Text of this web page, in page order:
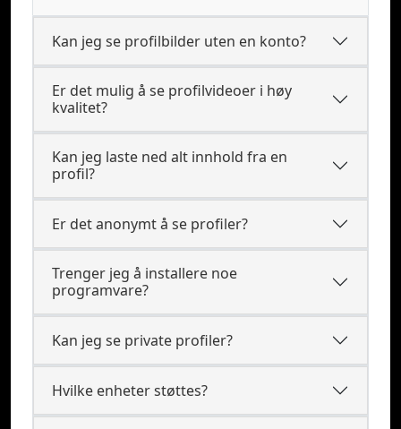
Kan jeg se profilbilder uten en konto?
Er det mulig å se profilvideoer i høy
kvalitet?
Kan jeg laste ned alt innhold fra en
profil?
Er det anonymt å se profiler?
Trenger jeg å installere noe
programvare?
Kan jeg se private profiler?
Hvilke enheter støttes?